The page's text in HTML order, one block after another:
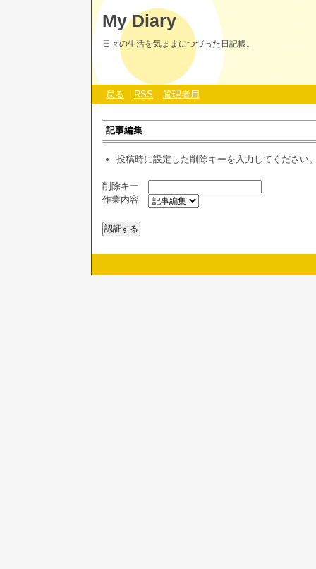
My Diary
日々の生活を気ままにつづった日記帳。
戻る RSS 管理者用
記事編集
投稿時に設定した削除キーを入力してください
削除キー
作業内容